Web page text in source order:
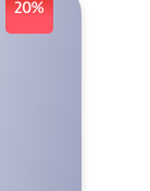
20%